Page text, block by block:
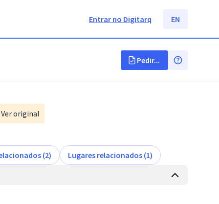
Entrar no Digitarq EN
Pedir...
original
(2) Lugares relacionados (1)